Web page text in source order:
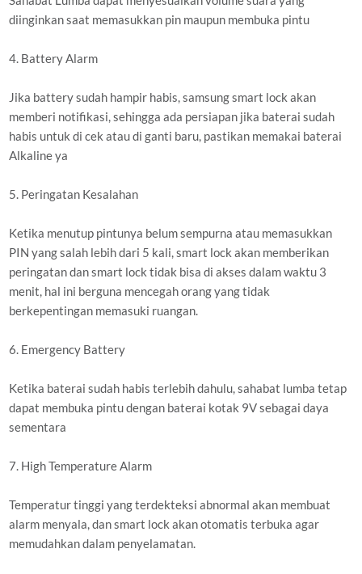
diinginkan saat memasukkan pin maupun membuka pintu
4. Battery Alarm
Jika battery sudah hampir habis, samsung smart lock akan
memberi notifikasi, sehingga ada persiapan jika baterai sudah
habis untuk di cek atau di ganti baru, pastikan memakai baterai
Alkaline ya
5. Peringatan Kesalahan
Ketika menutup pintunya belum sempurna atau memasukkan
PIN yang salah lebih dari 5 kali, smart lock akan memberikan
peringatan dan smart lock tidak bisa di akses dalam waktu 3
menit, hal ini berguna mencegah orang yang tidak
berkepentingan memasuki ruangan.
6. Emergency Battery
Ketika baterai sudah habis terlebih dahulu, sahabat lumba tetap
dapat membuka pintu dengan baterai kotak 9V sebagai daya
sementara
7. High Temperature Alarm
Temperatur tinggi yang terdekteksi abnormal akan membuat
alarm menyala, dan smart lock akan otomatis terbuka agar
memudahkan dalam penyelamatan.